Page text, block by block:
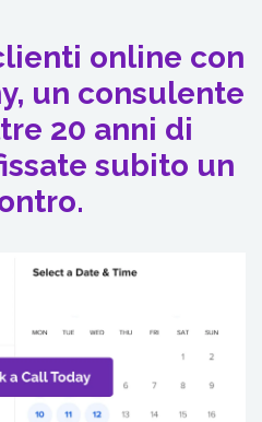
online con
un consulente
20 anni di
subito un